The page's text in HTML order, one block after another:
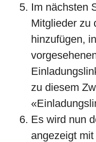
Im nächsten
Mitglieder zu
hinzufügen,
zu diesem
Es wird nun
angezeigt